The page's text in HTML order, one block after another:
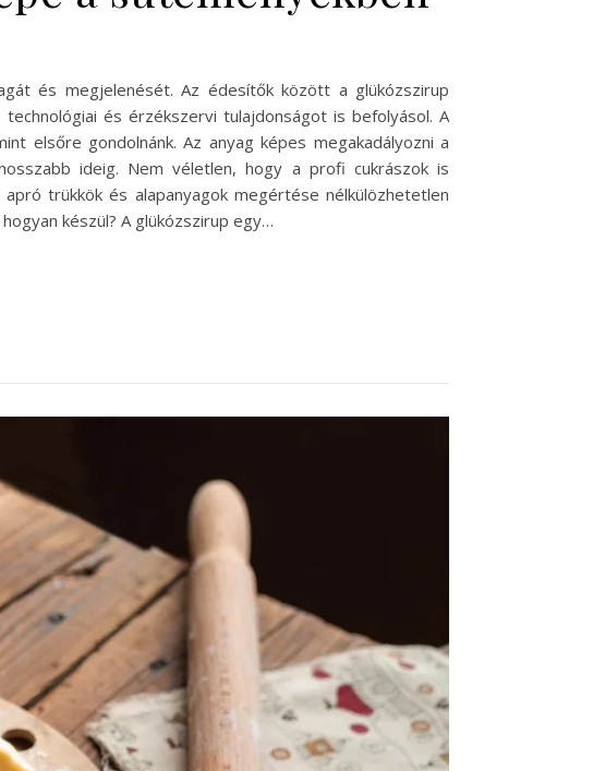
és megjelenését. Az édesítők között a glükózszirup
és érzékszervi tulajdonságot is befolyásol. A
elsőre gondolnánk. Az anyag képes megakadályozni a
ideig. Nem véletlen, hogy a profi cukrászok is
trükkök és alapanyagok megértése nélkülözhetetlen
készül? A glükózszirup egy…